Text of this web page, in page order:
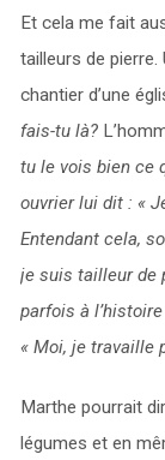
Et cela me fait
tailleurs de pierre.
chantier d’une
fais-tu là?
tu le vois bien ce
ouvrier lui dit : «
Entendant cela,
je suis tailleur de
parfois à
« Moi, je travaille
Marthe pourrait
légumes et en